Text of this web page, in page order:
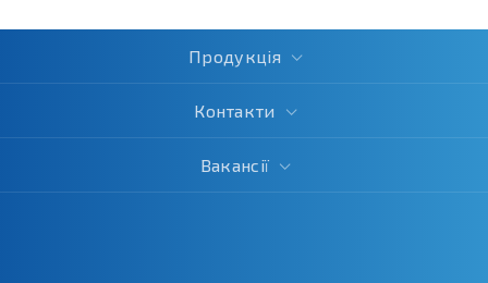
Продукція
Контакти
Вакансії